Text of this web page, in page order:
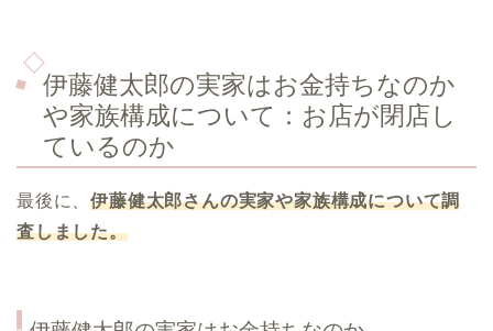
伊藤健太郎の実家はお金持ちなのか
や家族構成について：お店が閉店し
ているのか
最後に、伊藤健太郎さんの実家や家族構成について調
査しました。